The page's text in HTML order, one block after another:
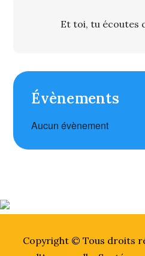
Et toi, tu écoutes
Évènements
Aucun évènement
Copyright © Tous droits